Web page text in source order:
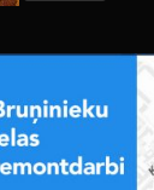
On-Line